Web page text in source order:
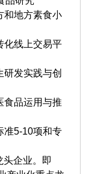
方素食小
上交易平
实践与创
运用与推
10项和专
企业。即